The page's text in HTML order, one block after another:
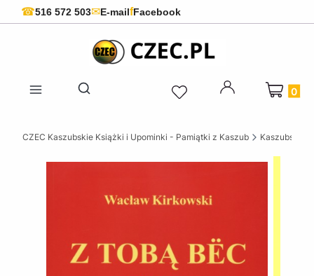
☎516 572 503✉E-mailfFacebook
Otwórz wyszukiwarkę
Produkty
CZEC Kaszubskie Książki i Upominki - Pamiątki z Kaszub Kaszubskie